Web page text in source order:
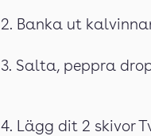
2. Banka ut
3. Salta, peppra
4. Lägg dit 2 skivor